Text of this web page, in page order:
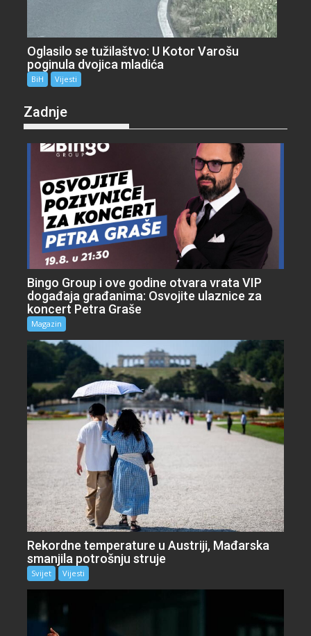
Oglasilo se tužilaštvo: U Kotor Varošu
poginula dvojica mladića
BiH Vijesti
Zadnje
Bingo Group i ove godine otvara vrata VIP
događaja građanima: Osvojite ulaznice za
koncert Petra Graše
Magazin
Rekordne temperature u Austriji, Mađarska
smanjila potrošnju struje
Svijet Vijesti